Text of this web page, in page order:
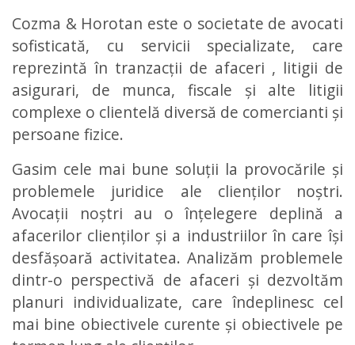
Cozma & Horotan este o societate de avocati
sofisticată, cu servicii specializate, care
reprezintă în tranzacții de afaceri , litigii de
asigurari, de munca, fiscale și alte litigii
complexe o clientelă diversă de comercianti și
persoane fizice.
Gasim cele mai bune soluții la provocările și
problemele juridice ale clienților noștri.
Avocații noștri au o înțelegere deplină a
afacerilor clienților și a industriilor în care își
desfășoară activitatea. Analizăm problemele
dintr-o perspectivă de afaceri și dezvoltăm
planuri individualizate, care îndeplinesc cel
mai bine obiectivele curente și obiectivele pe